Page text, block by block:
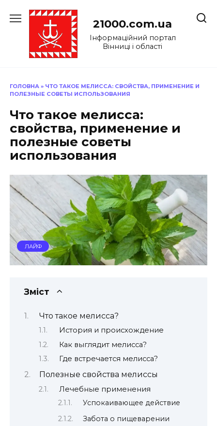
до
21000.com.ua
Інформаційний портал
Вінниці і області
ГОЛОВНА » ЧТО ТАКОЕ МЕЛИССА: СВОЙСТВА, ПРИМЕНЕНИЕ И
ПОЛЕЗНЫЕ СОВЕТЫ ИСПОЛЬЗОВАНИЯ
Что такое мелисса:
свойства, применение и
полезные советы
использования
ЛАЙФ
Зміст
Что такое мелисса?
История и происхождение
Как выглядит мелисса?
Где встречается мелисса?
Полезные свойства мелиссы
Лечебные применения
Успокаивающее действие
Забота о пищеварении